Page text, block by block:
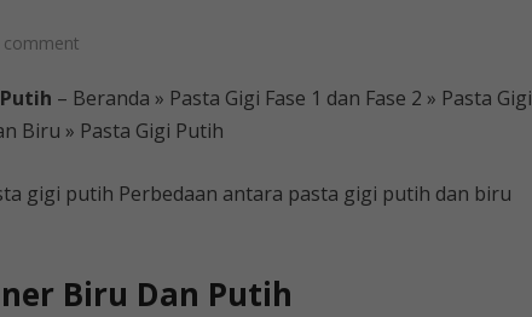
comment
– Beranda » Pasta Gigi Fase 1 dan Fase 2 » Pasta Gigi
Biru » Pasta Gigi Putih
gigi putih Perbedaan antara pasta gigi putih dan biru
Biru Dan Putih